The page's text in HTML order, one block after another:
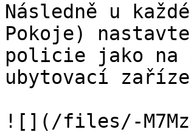
Následně u
Pokoje)
policie jako na
ubytovací